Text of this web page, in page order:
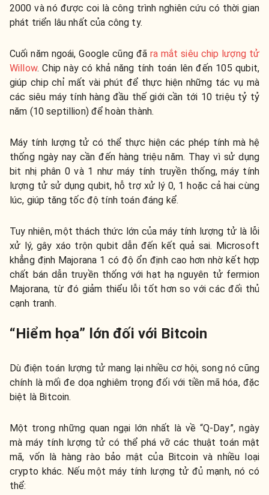
2000 và nó được coi là công trình nghiên cứu có thời gian
phát triển lâu nhất của công ty.
Cuối năm ngoái, Google cũng đã ra mắt siêu chip lượng tử
Willow. Chip này có khả năng tính toán lên đến 105 qubit,
giúp chip chỉ mất vài phút để thực hiện những tác vụ mà
các siêu máy tính hàng đầu thế giới cần tới 10 triệu tỷ tỷ
năm (10 septillion) để hoàn thành.
Máy tính lượng tử có thể thực hiện các phép tính mà hệ
thống ngày nay cần đến hàng triệu năm. Thay vì sử dụng
bit nhị phân 0 và 1 như máy tính truyền thống, máy tính
lượng tử sử dụng qubit, hỗ trợ xử lý 0, 1 hoặc cả hai cùng
lúc, giúp tăng tốc độ tính toán đáng kể.
Tuy nhiên, một thách thức lớn của máy tính lượng tử là lỗi
xử lý, gây xáo trộn qubit dẫn đến kết quả sai. Microsoft
khẳng định Majorana 1 có độ ổn định cao hơn nhờ kết hợp
chất bán dẫn truyền thống với hạt hạ nguyên tử fermion
Majorana, từ đó giảm thiểu lỗi tốt hơn so với các đối thủ
cạnh tranh.
“Hiểm họa” lớn đối với Bitcoin
Dù điện toán lượng tử mang lại nhiều cơ hội, song nó cũng
chính là mối đe dọa nghiêm trọng đối với tiền mã hóa, đặc
biệt là Bitcoin.
Một trong những quan ngại lớn nhất là về “Q-Day”, ngày
mà máy tính lượng tử có thể phá vỡ các thuật toán mật
mã, vốn là hàng rào bảo mật của Bitcoin và nhiều loại
crypto khác. Nếu một máy tính lượng tử đủ mạnh, nó có
thể: